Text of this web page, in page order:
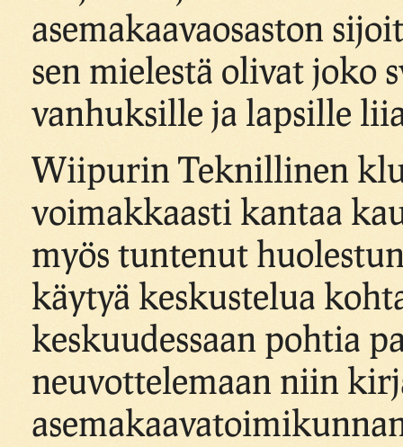
asemakaavaosaston
sen mielestä olivat joko
vanhuksille ja lapsille
Wiipurin Teknillinen
voimakkaasti kantaa
myös tuntenut
käytyä keskustelua
keskuudessaan pohtia
neuvottelemaan niin